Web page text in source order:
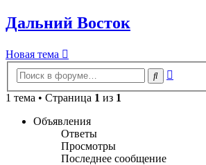
Дальний Восток
Новая тема
Поиск
1 тема • Страница 1 из 1
Объявления
Ответы
Просмотры
Последнее сообщение